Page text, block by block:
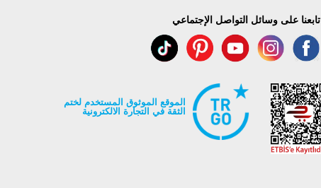
تابعنا على وسائل التواصل الإجتماعي
الموقع الموثوق المستخدم لختم
الثقة في التجارة الالكترونية